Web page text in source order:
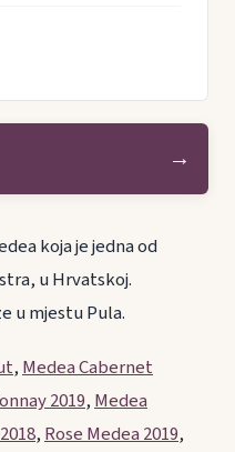
→
koja je jedna od
u Hrvatskoj.
u mjestu Pula.
,Medea Cabernet
2019,Medea
,Rose Medea 2019,